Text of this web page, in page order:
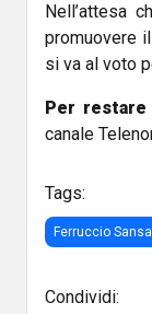
Nell’attesa
promuovere
si va al voto
Per
canale
Tags:
Ferruccio Sansa
Condividi: